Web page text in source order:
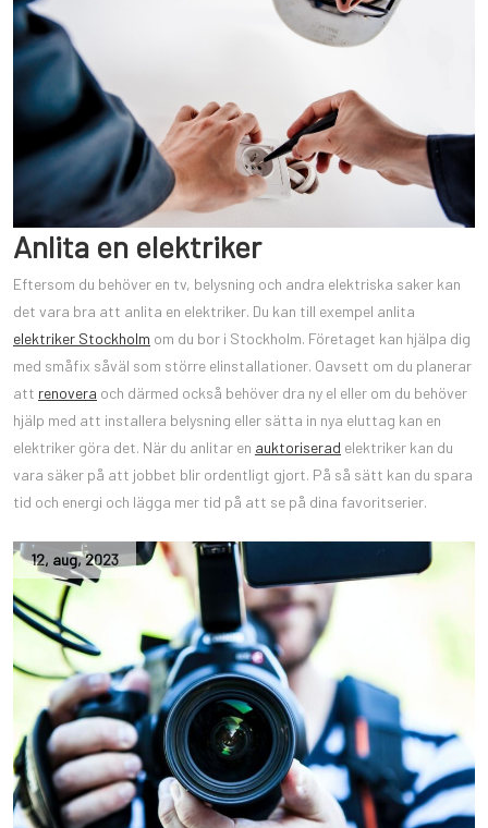
Anlita en elektriker
Eftersom du behöver en tv, belysning och andra elektriska saker kan
det vara bra att anlita en elektriker. Du kan till exempel anlita
elektriker Stockholm om du bor i Stockholm. Företaget kan hjälpa dig
med småfix såväl som större elinstallationer. Oavsett om du planerar
att renovera och därmed också behöver dra ny el eller om du behöver
hjälp med att installera belysning eller sätta in nya eluttag kan en
elektriker göra det. När du anlitar en auktoriserad elektriker kan du
vara säker på att jobbet blir ordentligt gjort. På så sätt kan du spara
tid och energi och lägga mer tid på att se på dina favoritserier.
12, aug,2023